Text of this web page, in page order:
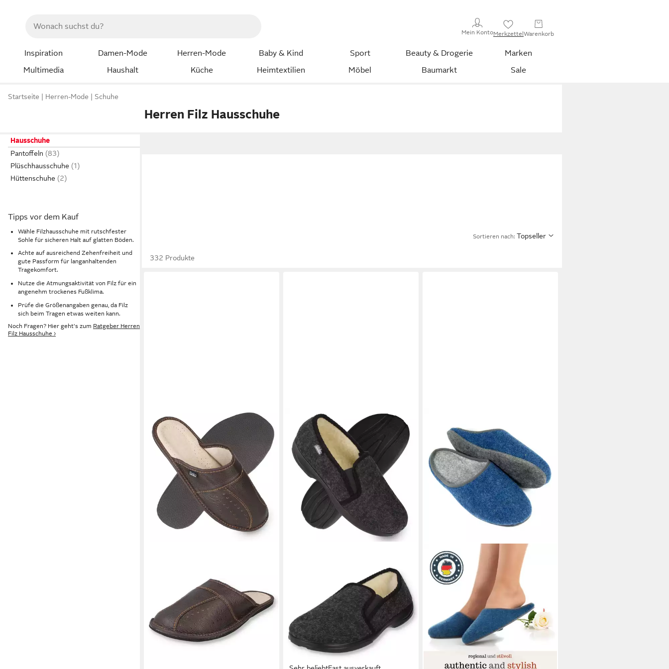
Mein KontoMerkzettelWarenkorb
Inspiration Damen-Mode Herren-Mode Baby & Kind Sport Beauty & Drogerie
Marken
Multimedia
Haushalt Küche Heimtextilien Möbel Baumarkt Sale
Startseite Herren-Mode Schuhe
Herren Filz Hausschuhe
Hausschuhe
Pantoffeln
Plüschhausschuhe
Hüttenschuhe
Tipps vor dem Kauf
Wähle Filzhausschuhe mit rutschfester
Sohle für sicheren Halt auf glatten Böden.
Achte auf ausreichend Zehenfreiheit und
gute Passform für langanhaltenden
Tragekomfort.
Nutze die Atmungsaktivität von Filz für ein
angenehm trockenes Fußklima.
Prüfe die Größenangaben genau, da Filz
sich beim Tragen etwas weiten kann.
Noch Fragen? Hier geht's zum Ratgeber Herren
Filz Hausschuhe ›
Sortieren nach: Topseller
332 Produkte